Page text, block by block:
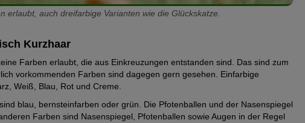
erlaubt, auch dreifarbige Varianten wie die Glückskatze.
Kurzhaar
Farben erlaubt, die aus Einkreuzungen entstanden sind. Das sind zum
vorkommenden Farben sind dagegen gern gesehen. Einfarbige
Weiß, Blau, Rot und Creme.
blau, bernsteinfarben oder grün. Die Pfotenballen und der Nasenspiegel
Farben sind Nasenspiegel, Pfotenballen sowie Augen in der Regel